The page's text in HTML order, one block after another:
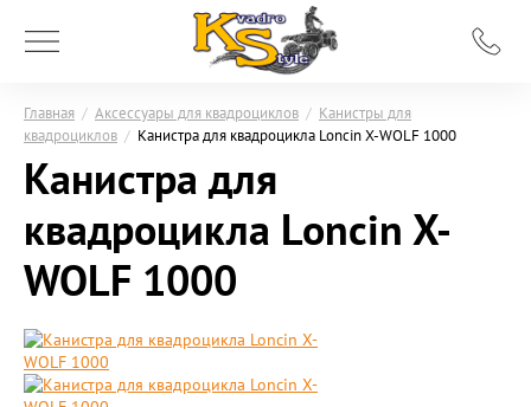
Главная / Аксессуары для квадроциклов / Канистры для
квадроциклов / Канистра для квадроцикла Loncin X-WOLF 1000
Канистра для
квадроцикла Loncin X-
WOLF 1000